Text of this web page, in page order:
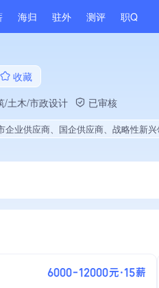
海归 驻外 测评 职Q
收藏
/土木/市政设计 已审核
10%、A级纳税人、知名品牌供应商、多产业布局、拥有节能环保技术、拥有自主品牌、拥有发明专利、专利授权量同领域前5%、技术布局行业领先、经营年限全国同行前10%、集团核心成员、权威管理体系认证、大学生就业贡献、2025年公
6000-12000元·15薪